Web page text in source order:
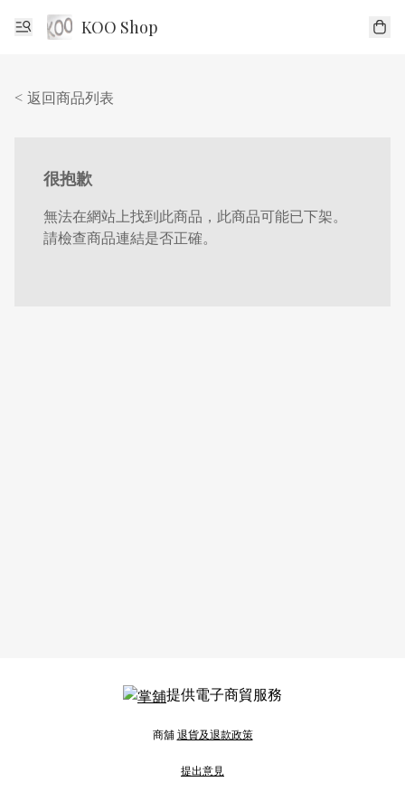
KOO Shop
< 返回商品列表
很抱歉
無法在網站上找到此商品，此商品可能已下架。
請檢查商品連結是否正確。
提供電子商貿服務
商舖退貨及退款政策
提出意見